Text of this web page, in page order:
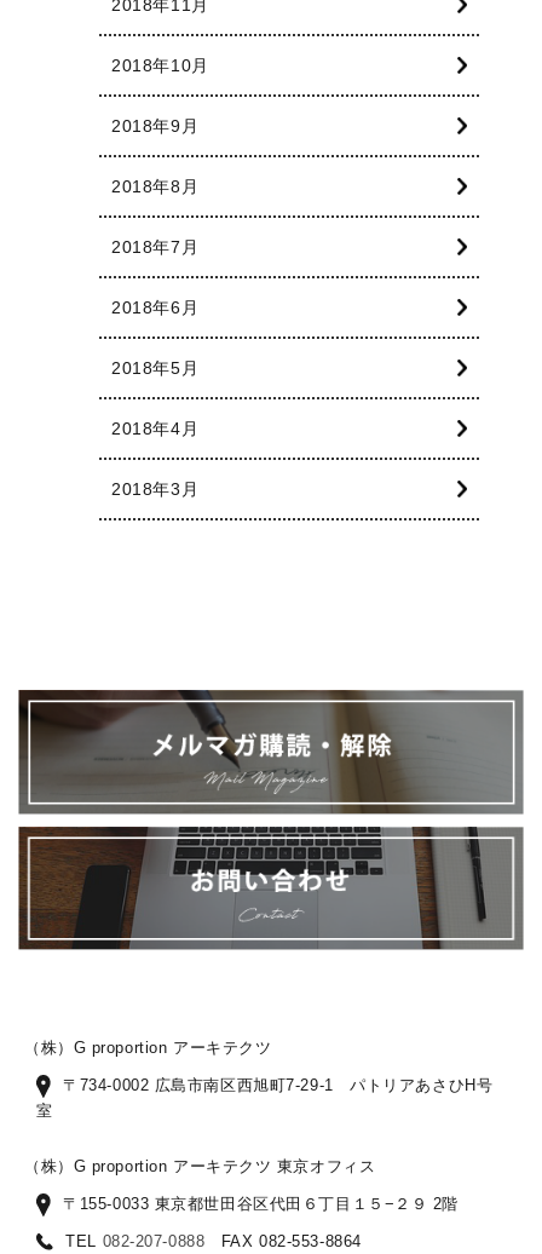
2018年11月
2018年10月
2018年9月
2018年8月
2018年7月
2018年6月
2018年5月
2018年4月
2018年3月
（株）G proportion アーキテクツ
〒734-0002 広島市南区西旭町7-29-1 パトリアあさひH号
室
（株）G proportion アーキテクツ 東京オフィス
〒155-0033 東京都世田谷区代田６丁目１５−２９ 2階
TEL 082-207-0888 FAX 082-553-8864